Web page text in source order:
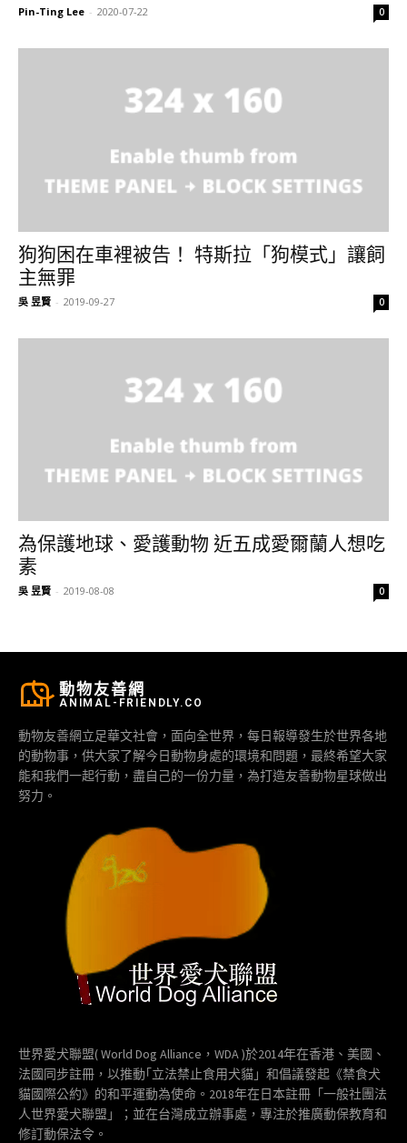
Pin-Ting Lee - 2020-07-22 0
狗狗困在車裡被告！ 特斯拉「狗模式」讓飼
主無罪
吳 昱賢 - 2019-09-27 0
為保護地球、愛護動物 近五成愛爾蘭人想吃
素
吳 昱賢 - 2019-08-08 0
動物友善網
ANIMAL-FRIENDLY.CO
動物友善網立足華文社會，面向全世界，每日報導發生於世界各地
的動物事，供大家了解今日動物身處的環境和問題，最終希望大家
能和我們一起行動，盡自己的一份力量，為打造友善動物星球做出
努力。
世界愛犬聯盟( World Dog Alliance，WDA )於2014年在香港、美國、
法國同步註冊，以推動｢立法禁止食用犬貓」和倡議發起《禁食犬
貓國際公約》的和平運動為使命。2018年在日本註冊「一般社團法
人世界愛犬聯盟」；並在台灣成立辦事處，專注於推廣動保教育和
修訂動保法令。